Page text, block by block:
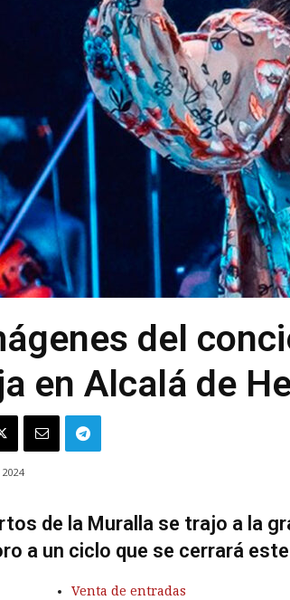
del
en Alcalá de
de la Muralla se trajo a la
a un ciclo que se cerrará
Venta de entradas